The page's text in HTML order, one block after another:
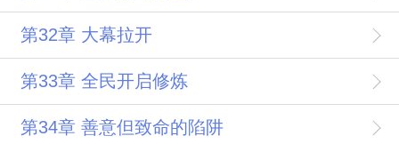
第32章 大幕拉开
第33章 全民开启修炼
第34章 善意但致命的陷阱